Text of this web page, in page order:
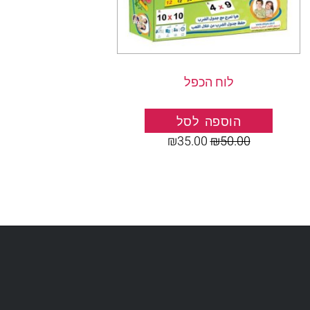
לוח הכפל
הוספה לסל
₪50.00
₪35.00